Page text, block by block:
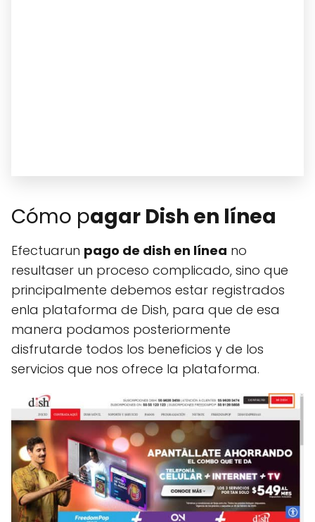
Cómo pagar Dish en línea
Efectuarun pago de dish en línea no
resultaser un proceso complicado, sino que
principalmente debemos estar registrados
enla plataforma de Dish, para que de esa
manera podamos posteriormente
disfrutarde todos los beneficios y de los
servicios que nos ofrece la plataforma.